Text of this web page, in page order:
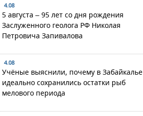
4.08
5 августа – 95 лет со дня рождения
Заслуженного геолога РФ Николая
Петровича Запивалова
4.08
Учёные выяснили, почему в Забайкалье
идеально сохранились остатки рыб
мелового периода